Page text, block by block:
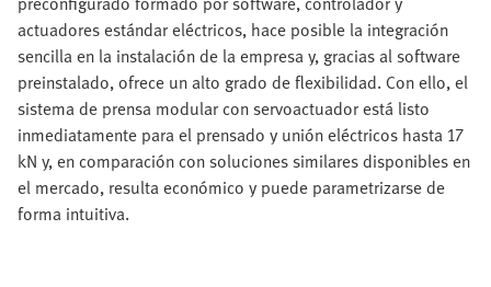
actuadores estándar eléctricos, hace posible la integración
sencilla en la instalación de la empresa y, gracias al software
preinstalado, ofrece un alto grado de flexibilidad. Con ello, el
sistema de prensa modular con servoactuador está listo
inmediatamente para el prensado y unión eléctricos hasta 17
kN y, en comparación con soluciones similares disponibles en
el mercado, resulta económico y puede parametrizarse de
forma intuitiva.